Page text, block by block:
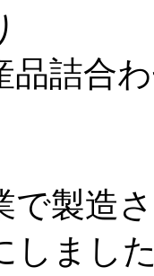
品詰合
で製造
しまし